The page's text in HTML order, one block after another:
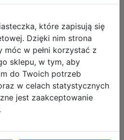
3el. Feel Happy
525 + Piórnik
SM25LR-712
które zapisują się
Dzięki nim strona
móc w pełni korzystać z
sklepu, w tym, aby
do Twoich potrzeb
w celach statystycznych
jest zaakceptowanie